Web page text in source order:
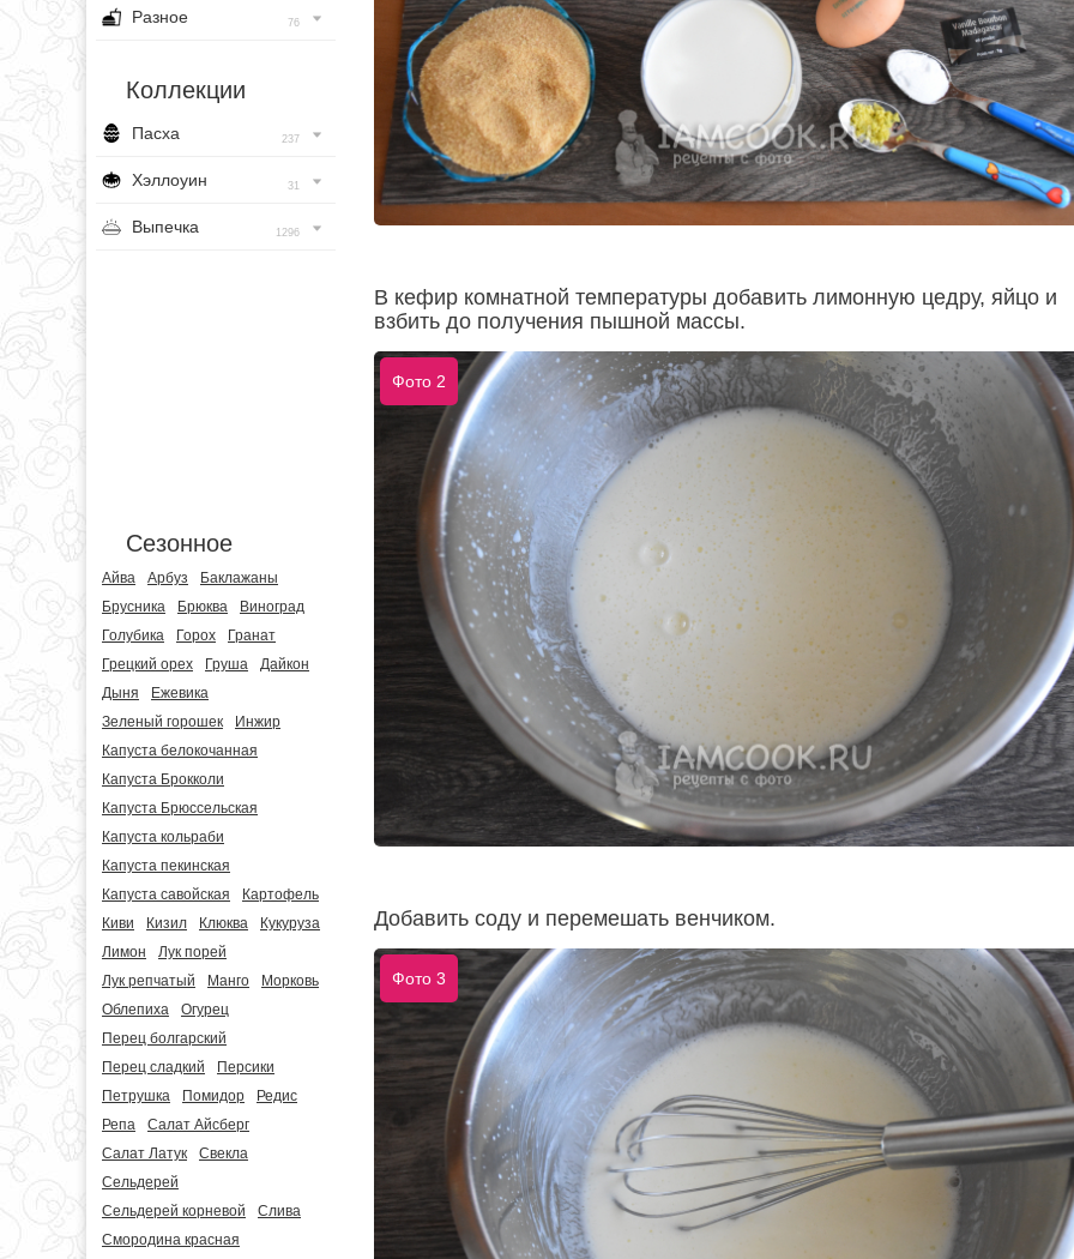
Разное 76
Коллекции
Пасха 237
Хэллоуин 31
Выпечка 1296
Сезонное
Айва Арбуз
Баклажаны
Брусника
Брюква
Виноград
Голубика
Горох
Гранат
Грецкий орех
Груша
Дайкон
Дыня
Ежевика
Зеленый горошек
Инжир
Капуста белокочанная
Капуста Брокколи
Капуста Брюссельская
Капуста кольраби
Капуста пекинская
Капуста савойская
Картофель
Киви
Кизил Клюква
Кукуруза
Лимон
Лук порей
Лук репчатый
Манго
Морковь
Облепиха
Огурец
Перец болгарский
Перец сладкий
Персики
Петрушка
Помидор
Редис
Репа
Салат Айсберг
Салат Латук
Свекла
Сельдерей
Сельдерей корневой
Слива
Смородина красная
В кефир комнатной температуры добавить лимонную цедру, яйцо и
взбить до получения пышной массы.
Фото 2
Добавить соду и перемешать венчиком.
Фото 3